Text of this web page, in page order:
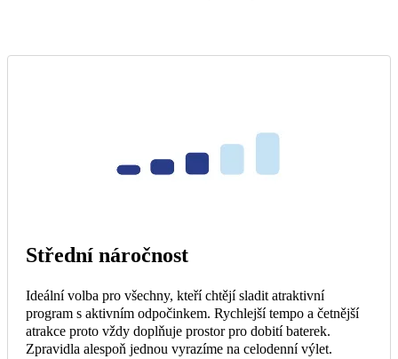
Střední náročnost
Ideální volba pro všechny, kteří chtějí sladit atraktivní
program s aktivním odpočinkem. Rychlejší tempo a četnější
atrakce proto vždy doplňuje prostor pro dobití baterek.
Zpravidla alespoň jednou vyrazíme na celodenní výlet.